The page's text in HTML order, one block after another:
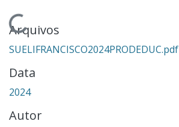
Carregando...
Arquivos
SUELIFRANCISCO2024PRODEDUC.pdf
Data
2024
Autor